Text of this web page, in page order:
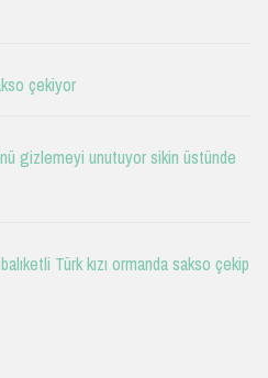
çekiyor
gizlemeyi unutuyor sikin üstünde
Türk kızı ormanda sakso çekip